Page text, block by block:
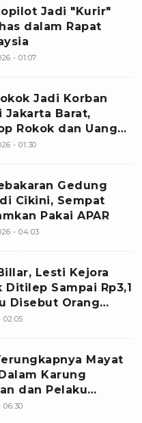
Jadi "Kurir"
dalam Rapat
- 01:07
Jadi Korban
Jakarta Barat,
Rokok dan Uang
- 01:30
Gedung
Cikini, Sempat
Pakai APAR
- 04:03
Lesti Kejora
Ditilep Sampai Rp3,1
Disebut Orang
02:05
Mayat
Karung
dan Pelaku
Media Sosial
06:30